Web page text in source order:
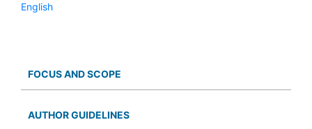
English
FOCUS AND SCOPE
AUTHOR GUIDELINES